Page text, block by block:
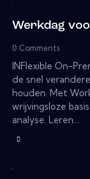
Werkdag
0 Comments
INFlexible On-
de snel
houden. Met
wrijvingsloze
analyse. Leren…